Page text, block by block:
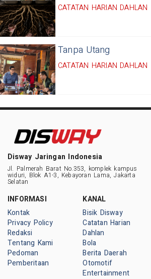
CATATAN HARIAN DAHLAN
Tanpa Utang
CATATAN HARIAN DAHLAN
Disway Jaringan Indonesia
Jl. Palmerah Barat No.353, komplek kampus
widuri, Blok A1-3, Kebayoran Lama, Jakarta
Selatan
INFORMASI
Kontak
Privacy Policy
Redaksi
Tentang Kami
Pedoman
Pemberitaan
KANAL
Bisik Disway
Catatan Harian
Dahlan
Bola
Berita Daerah
Otomotif
Entertainment